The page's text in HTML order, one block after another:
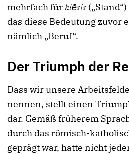
mehrfach für klēsis
das diese Bedeutung zuvor
nämlich „Beruf“.
Der Triumph der
Dass wir unsere
nennen, stellt einen
dar. Gemäß früherem
durch das römisch-
geprägt war, hatte nicht